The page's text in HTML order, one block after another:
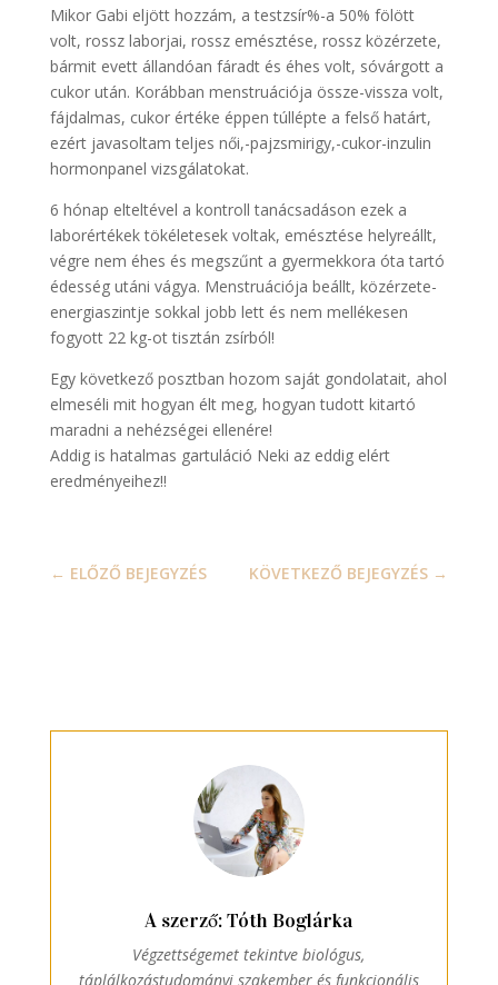
Mikor Gabi eljött hozzám, a testzsír%-a 50% fölött
volt, rossz laborjai, rossz emésztése, rossz közérzete,
bármit evett állandóan fáradt és éhes volt, sóvárgott a
cukor után. Korábban menstruációja össze-vissza volt,
fájdalmas, cukor értéke éppen túllépte a felső határt,
ezért javasoltam teljes női,-pajzsmirigy,-cukor-inzulin
hormonpanel vizsgálatokat.
6 hónap elteltével a kontroll tanácsadáson ezek a
laborértékek tökéletesek voltak, emésztése helyreállt,
végre nem éhes és megszűnt a gyermekkora óta tartó
édesség utáni vágya. Menstruációja beállt, közérzete-
energiaszintje sokkal jobb lett és nem mellékesen
fogyott 22 kg-ot tisztán zsírból!
Egy következő posztban hozom saját gondolatait, ahol
elmeséli mit hogyan élt meg, hogyan tudott kitartó
maradni a nehézségei ellenére!
Addig is hatalmas gartuláció Neki az eddig elért
eredményeihez!!
← ELŐZŐ BEJEGYZÉS KÖVETKEZŐ BEJEGYZÉS →
A szerző: Tóth Boglárka
Végzettségemet tekintve biológus,
táplálkozástudományi szakember és funkcionális